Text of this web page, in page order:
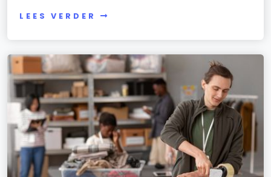
LEES VERDER